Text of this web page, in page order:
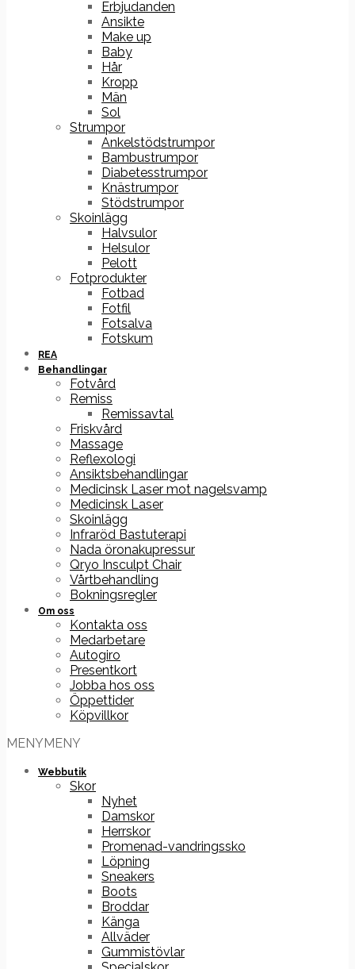
Erbjudanden
Ansikte
Make up
Baby
Hår
Kropp
Män
Sol
Strumpor
Ankelstödstrumpor
Bambustrumpor
Diabetesstrumpor
Knästrumpor
Stödstrumpor
Skoinlägg
Halvsulor
Helsulor
Pelott
Fotprodukter
Fotbad
Fotfil
Fotsalva
Fotskum
REA
Behandlingar
Fotvård
Remiss
Remissavtal
Friskvård
Massage
Reflexologi
Ansiktsbehandlingar
Medicinsk Laser mot nagelsvamp
Medicinsk Laser
Skoinlägg
Infraröd Bastuterapi
Nada öronakupressur
Qryo Insculpt Chair
Vårtbehandling
Bokningsregler
Om oss
Kontakta oss
Medarbetare
Autogiro
Presentkort
Jobba hos oss
Öppettider
Köpvillkor
MENYMENY
Webbutik
Skor
Nyhet
Damskor
Herrskor
Promenad-vandringssko
Löpning
Sneakers
Boots
Broddar
Känga
Allväder
Gummistövlar